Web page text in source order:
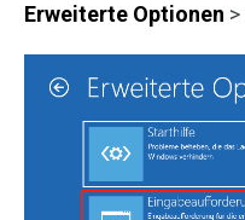
Erweiterte Optionen >